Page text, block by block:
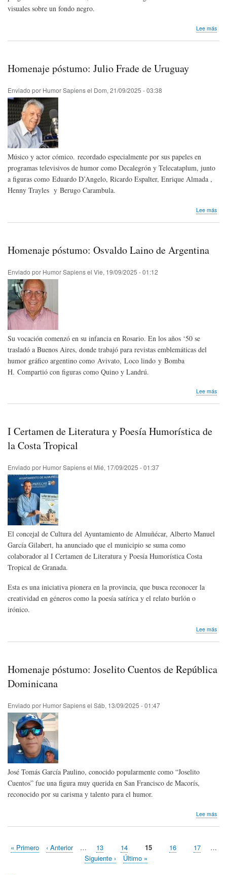
visuales sobre un fondo negro.
Lee más
Homenaje póstumo: Julio Frade de Uruguay
Enviado por Humor Sapiensel Dom, 21/09/2025 - 03:38
Músico y actor cómico. recordado especialmente por sus papeles en
programas televisivos de humor como Decalegrón y Telecataplum, junto
a figuras como Eduardo D’Angelo, Ricardo Espalter, Enrique Almada ,
Henny Trayles y Berugo Carambula.
Lee más
Homenaje póstumo: Osvaldo Laino de Argentina
Enviado por Humor Sapiensel Vie, 19/09/2025 - 01:12
Su vocación comenzó en su infancia en Rosario. En los años ‘50 se
trasladó a Buenos Aires, donde trabajó para revistas emblemáticas del
humor gráfico argentino como Avivato, Loco lindo y Bomba
H. Compartió con figuras como Quino y Landrú.
Lee más
I Certamen de Literatura y Poesía Humorística de
la Costa Tropical
Enviado por Humor Sapiensel Mié, 17/09/2025 - 01:37
El concejal de Cultura del Ayuntamiento de Almuñécar, Alberto Manuel
García Gilabert, ha anunciado que el municipio se suma como
colaborador al I Certamen de Literatura y Poesía Humorística Costa
Tropical de Granada.
Esta es una iniciativa pionera en la provincia, que busca reconocer la
creatividad en géneros como la poesía satírica y el relato burlón o
irónico.
Lee más
y
Homenaje póstumo: Joselito Cuentos de República
Dominicana
Enviado por Humor Sapiensel Sáb, 13/09/2025 - 01:47
José Tomás García Paulino, conocido popularmente como “Joselito
Cuentos” fue una figura muy querida en San Francisco de Macorís,
reconocido por su carisma y talento para el humor.
Lee más
Paginación
Primera
« Primero
Página
‹ Anterior … Page
13 Page
14
Página
actual
15 Page
16 Page
17
…
Siguiente
Siguiente ›
Última
Último »